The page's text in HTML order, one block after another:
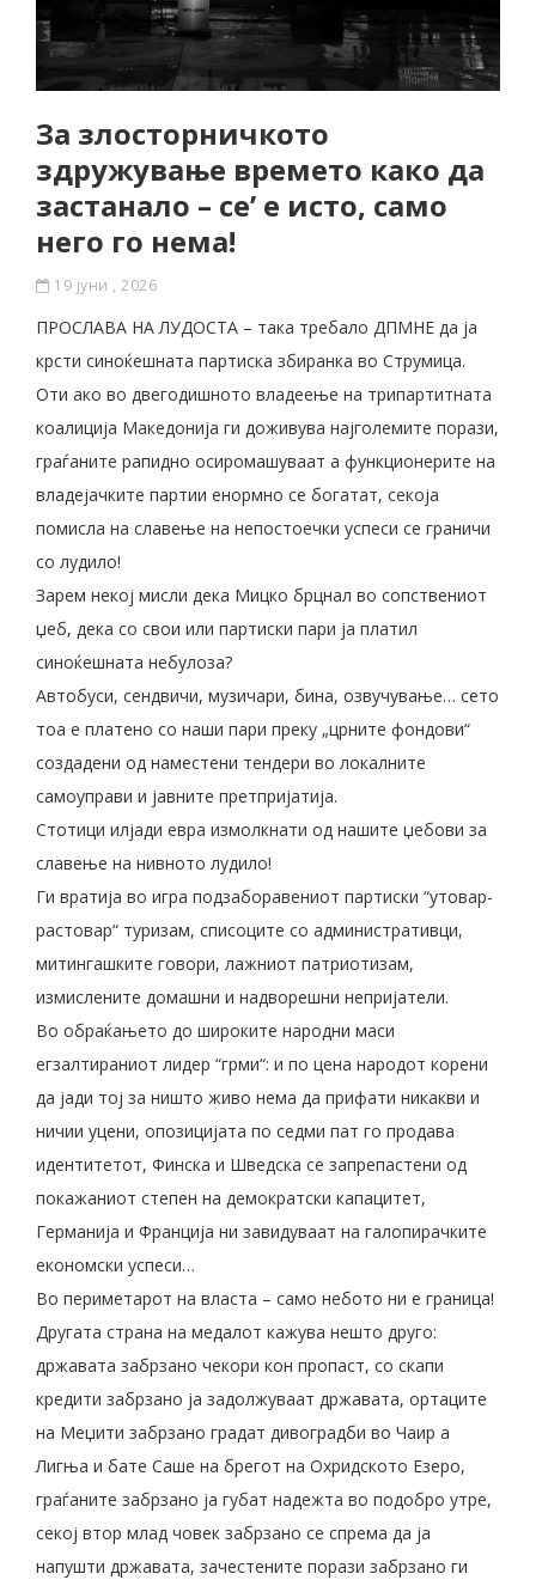
За злосторничкото
здружување времето како да
застанало – се’ е исто, само
него го нема!
19 јуни , 2026
ПРОСЛАВА НА ЛУДОСТА – така требало ДПМНЕ да ја
крсти синоќешната партиска збиранка во Струмица.
Оти ако во двегодишното владеење на трипартитната
коалиција Македонија ги доживува најголемите порази,
граѓаните рапидно осиромашуваат а функционерите на
владејачките партии енормно се богатат, секоја
помисла на славење на непостоечки успеси се граничи
со лудило!
Зарем некој мисли дека Мицко брцнал во сопствениот
џеб, дека со свои или партиски пари ја платил
синоќешната небулоза?
Автобуси, сендвичи, музичари, бина, озвучување… сето
тоа е платено со наши пари преку „црните фондови“
создадени од наместени тендери во локалните
самоуправи и јавните претпријатија.
Стотици илјади евра измолкнати од нашите џебови за
славење на нивното лудило!
Ги вратија во игра подзаборавениот партиски “утовар-
растовар“ туризам, списоците со административци,
митингашките говори, лажниот патриотизам,
измислените домашни и надворешни непријатели.
Во обраќањето до широките народни маси
егзалтираниот лидер “грми“: и по цена народот корени
да јади тој за ништо живо нема да прифати никакви и
ничии уцени, опозицијата по седми пат го продава
идентитетот, Финска и Шведска се запрепастени од
покажаниот степен на демократски капацитет,
Германија и Франција ни завидуваат на галопирачките
економски успеси…
Во периметарот на власта – само небото ни е граница!
Другата страна на медалот кажува нешто друго:
државата забрзано чекори кон пропаст, со скапи
кредити забрзано ја задолжуваат државата, ортаците
на Меџити забрзано градат дивоградби во Чаир а
Лигња и бате Саше на брегот на Охридското Езеро,
граѓаните забрзано ја губат надежта во подобро утре,
секој втор млад човек забрзано се спрема да ја
напушти државата, зачестените порази забрзано ги